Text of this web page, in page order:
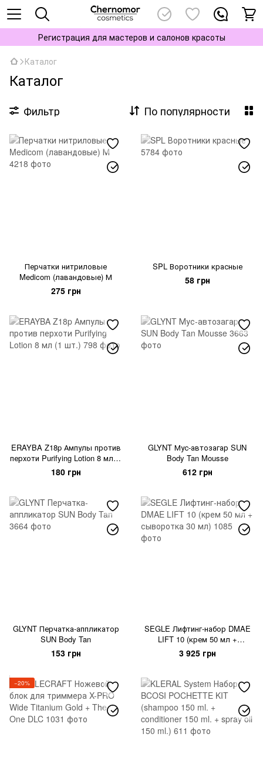
Регистрация для мастеров и салонов красоты
Каталог
Каталог
Фильтр По популярности
Перчатки нитриловые
Medicom (лавандовые) М
275 грн
SPL Воротники красные
58 грн
ERAYBA Z18p Ампулы против
перхоти Purifying Lotion 8 мл (1
шт.)
180 грн
GLYNT Мус-автозагар SUN
Body Tan Mousse
612 грн
GLYNT Перчатка-аппликатор
SUN Body Tan
153 грн
SEGLE Лифтинг-набор DMAE
LIFT 10 (крем 50 мл +
сыворотка 30 мл)
3 925 грн
−20%